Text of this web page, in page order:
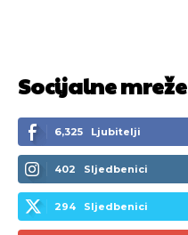
Socijalne mreže
6,325 Ljubitelji
402 Sljedbenici
294 Sljedbenici